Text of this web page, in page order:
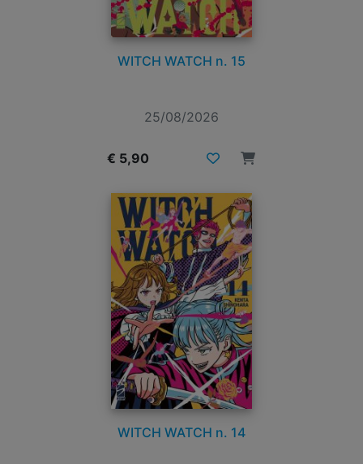
WITCH WATCH n. 15
25/08/2026
€ 5,90
WITCH WATCH n. 14